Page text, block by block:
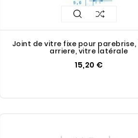
Joint de vitre fixe pour
arriere, vitre latérale
15,20 €